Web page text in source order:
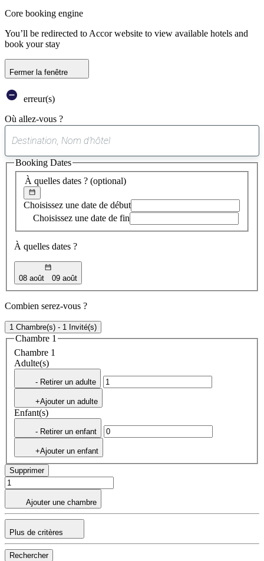
Core booking engine
You’ll be redirected to Accor website to view available hotels and
book your stay
Fermer la fenêtre
erreur(s)
Où allez-vous ?
suggestion
trouvée
À quelles dates ? (optional)
Choisissez une date de début
Choisissez une date de fin
À quelles dates ?
08 août 09 août
Booking Dates
Combien serez-vous ?
1 Chambre(s) - 1 Invité(s)
Chambre 1
Chambre 1
Adulte(s)
- Retirer un adulte
+Ajouter un adulte
Enfant(s)
- Retirer un enfant
+Ajouter un enfant
Supprimer
Ajouter une chambre
Plus de critères
Rechercher